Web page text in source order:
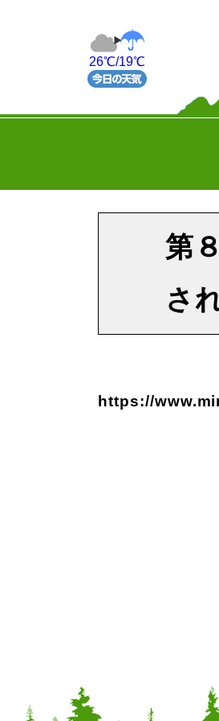
26℃/19℃
第
さ
https://